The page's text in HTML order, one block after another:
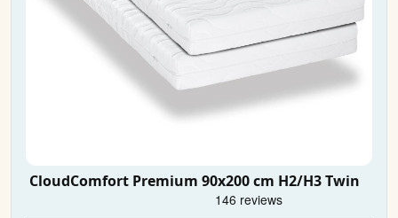
CloudComfort Premium 90x200 cm H2/H3 Twin